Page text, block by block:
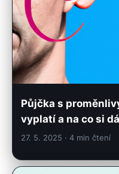
Půjčka s
vyplatí a na co si
27. 5. 2025 · 4 min čtení